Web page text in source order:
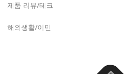
제품 리뷰/테크
해외생활/이민